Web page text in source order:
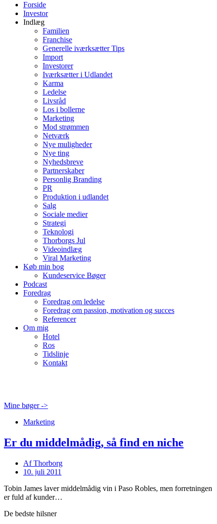
Forside
Investor
Indlæg
Familien
Franchise
Generelle iværksætter Tips
Import
Investorer
Iværksætter i Udlandet
Karma
Ledelse
Livsråd
Los i bollerne
Marketing
Mod strømmen
Netværk
Nye muligheder
Nye ting
Nyhedsbreve
Partnerskaber
Personlig Branding
PR
Produktion i udlandet
Salg
Sociale medier
Strategi
Teknologi
Thorborgs Jul
Videoindlæg
Viral Marketing
Køb min bog
Kundeservice Bøger
Podcast
Foredrag
Foredrag om ledelse
Foredrag om passion, motivation og succes
Referencer
Om mig
Hotel
Ros
Tidslinje
Kontakt
Mine bøger ->
Marketing
Er du middelmådig, så find en niche
AfThorborg
10. juli 2011
Tobin James laver middelmådig vin i Paso Robles, men forretningen
er fuld af kunder…
De bedste hilsner